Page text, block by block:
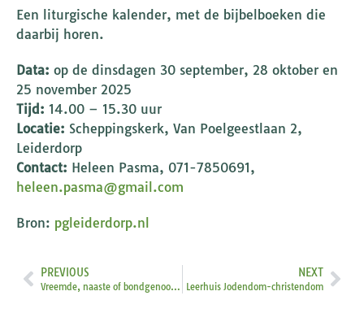
Een liturgische kalender, met de bijbelboeken die
daarbij horen.
Data: op de dinsdagen 30 september, 28 oktober en
25 november 2025
Tijd: 14.00 – 15.30 uur
Locatie: Scheppingskerk, Van Poelgeestlaan 2,
Leiderdorp
Contact: Heleen Pasma, 071-7850691,
heleen.pasma@gmail.com
Bron: pgleiderdorp.nl
PREVIOUS
Vreemde, naaste of bondgenoot? Hoe spreken we in de liturgie over ‘joden’?
NEXT
Leerhuis Jodendom-christendom